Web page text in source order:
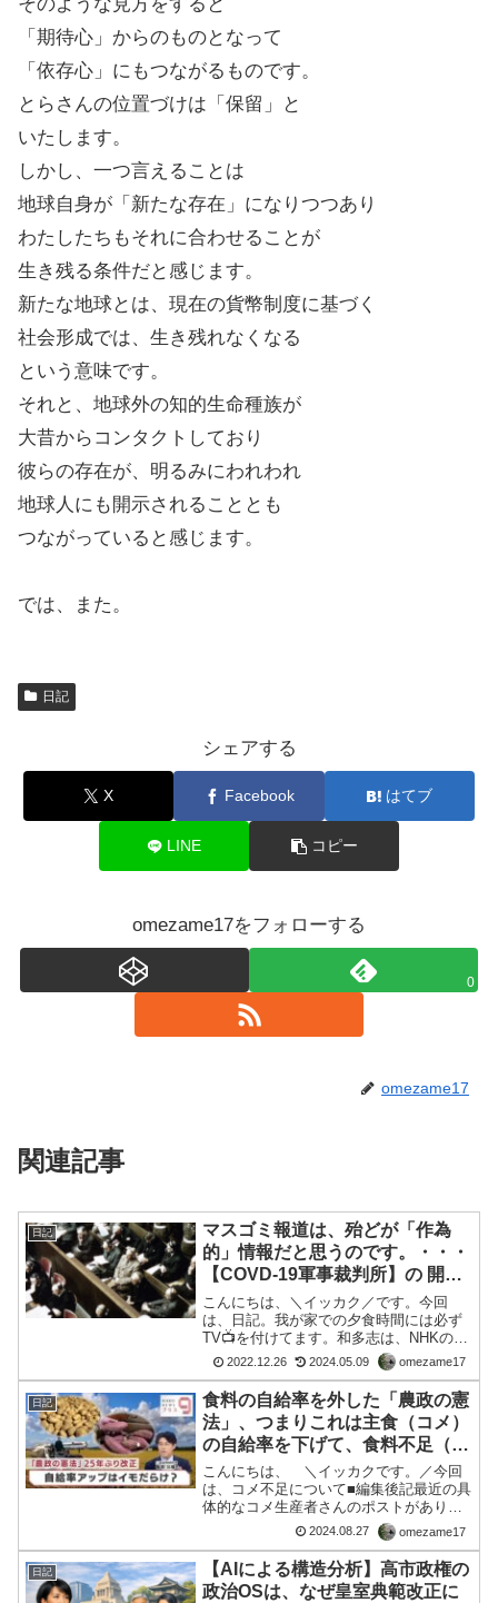
「期待心」からのものとなって
「依存心」にもつながるものです。
とらさんの位置づけは「保留」と
いたします。
しかし、一つ言えることは
地球自身が「新たな存在」になりつつあり
わたしたちもそれに合わせることが
生き残る条件だと感じます。
新たな地球とは、現在の貨幣制度に基づく
社会形成では、生き残れなくなる
という意味です。
それと、地球外の知的生命種族が
大昔からコンタクトしており
彼らの存在が、明るみにわれわれ
地球人にも開示されることとも
つながっていると感じます。
では、また。
日記
シェアする
X Facebook はてブ
LINE コピー
omezame17をフォローする
0
omezame17
関連記事
日記
マスゴミ報道は、殆どが「作為
的」情報だと思うのです。・・・
【COVD-19軍事裁判所】の 開設
を望みたい
こんにちは、＼イッカク／です。今回
は、日記。我が家での夕食時間には必ず
TV📺を付けてます。和多志は、NHKの大
河ドラマ意外は、殆ど番組に関心は無い
のです。時代考証がどうだとか事実には
無いストーリーだとか、それを承知で、
【ドラマ】を楽しんでま...
2022.12.26 2024.05.09 omezame17
日記
食料の自給率を外した「農政の憲
法」、つまりこれは主食（コメ）
の自給率を下げて、食料不足（日
本人殲滅）にするGHQの戦後政
策が現在でも続いてる証拠ではな
いのか💢
こんにちは、 ＼イッカクです。／今回
は、コメ不足について■編集後記最近の具
体的なコメ生産者さんのポストがありま
した。GHQ(CIA)戦後政策がジワジワと80
年という長期間にわたり、日本人を殲滅
する方向へのボディーブローのような仕
組みに流され...
2024.08.27 omezame17
日記
【AIによる構造分析】高市政権の
政治OSは、なぜ皇室典範改正に